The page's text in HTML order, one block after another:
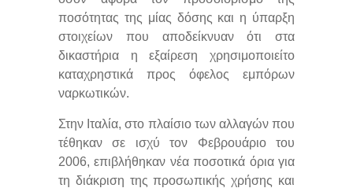
ποσότητας της μίας δόσης και η ύπαρξη
στοιχείων που αποδείκνυαν ότι στα
δικαστήρια η εξαίρεση χρησιμοποιείτο
καταχρηστικά προς όφελος εμπόρων
ναρκωτικών.
Στην Ιταλία, στο πλαίσιο των αλλαγών που
τέθηκαν σε ισχύ τον Φεβρουάριο του
2006, επιβλήθηκαν νέα ποσοτικά όρια για
τη διάκριση της προσωπικής χρήσης και